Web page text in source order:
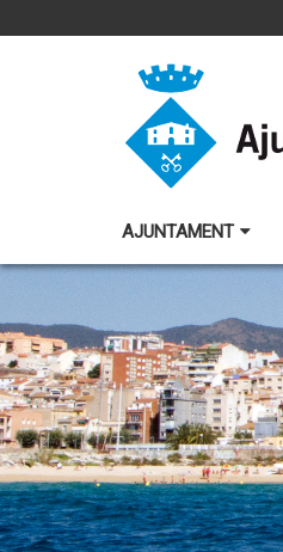
AJUNTAMENT